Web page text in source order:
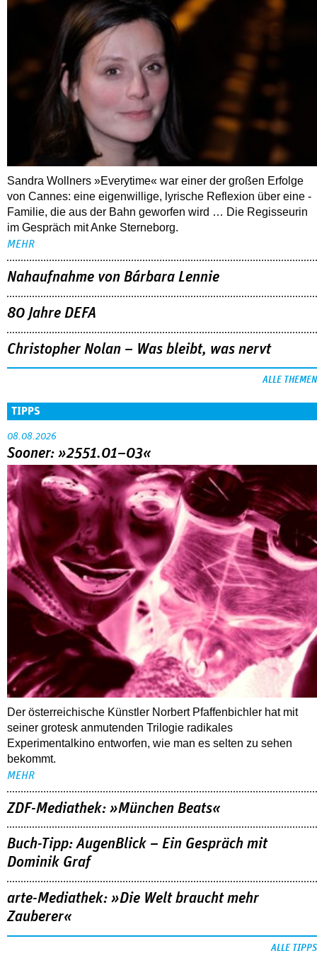
Sandra Wollners »Everytime« war einer der großen Erfolge
von Cannes: eine eigenwillige, lyrische Reflexion über eine ­
Familie, die aus der Bahn geworfen wird … Die Regisseurin
im Gespräch mit Anke Sterneborg.
MEHR
Nahaufnahme von Bárbara Lennie
80 Jahre DEFA
Christopher Nolan – Was bleibt, was nervt
ALLE THEMEN
TIPPS
08.08.2026
Sooner: »2551.01–03«
Der österreichische Künstler Norbert Pfaffenbichler hat mit
seiner grotesk anmutenden Trilogie radikales
Experimentalkino entworfen, wie man es selten zu sehen
bekommt.
MEHR
ZDF-Mediathek: »München Beats«
Buch-Tipp: AugenBlick – Ein Gespräch mit
Dominik Graf
arte-Mediathek: »Die Welt braucht mehr
Zauberer«
ALLE TIPPS